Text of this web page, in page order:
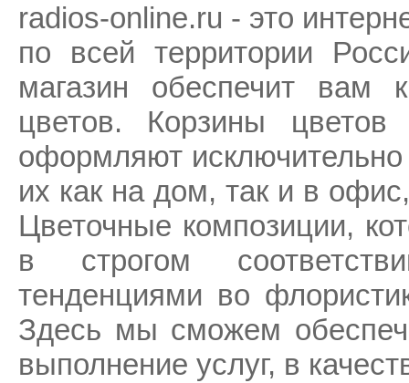
radios-online.ru - это
по всей территории
магазин обеспечит вам
цветов. Корзины
оформляют
их как на дом, так и в
Цветочные композиции,
в строгом
тенденциями во
Здесь мы сможем
выполнение услуг, в